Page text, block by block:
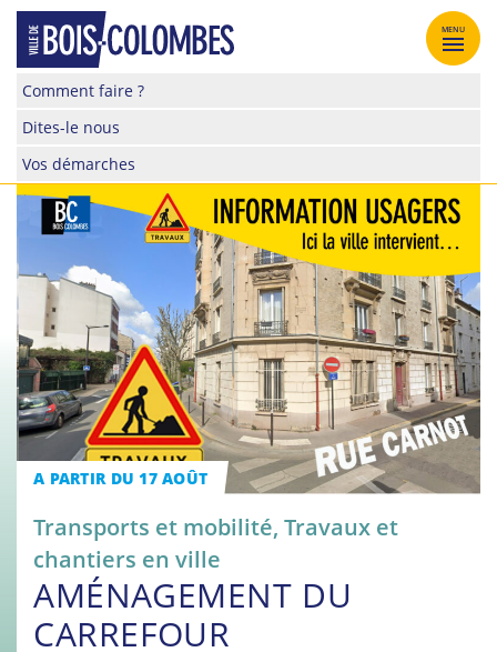
Skip
content
Site
de
la
de
Bois-
Comment faire ?
Dites-le nous
Vos démarches
MENU
A PARTIR DU 17 AOÛT
Transports et mobilité, Travaux et
chantiers en ville
AMÉNAGEMENT DU
CARREFOUR